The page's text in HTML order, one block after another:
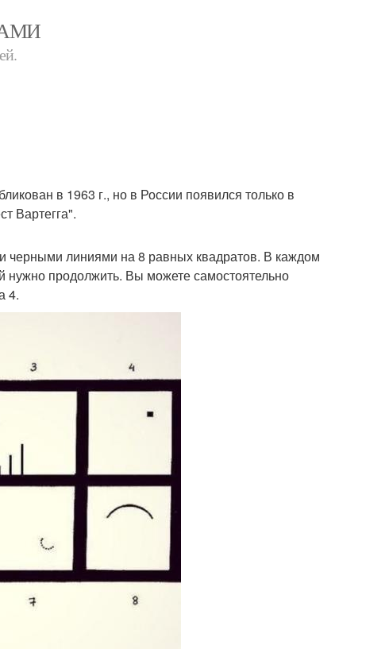
в 1963 г., но в России появился только в
Вартегга".
черными линиями на 8 равных квадратов. В каждом
нужно продолжить. Вы можете самостоятельно
4.